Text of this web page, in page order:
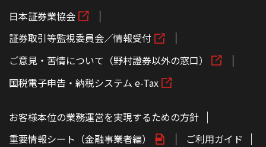
日本証券業協会
証券取引等監視委員会／情報受付
ご意見・苦情について（野村證券以外の窓口）
国税電子申告・納税システム e-Tax
お客様本位の業務運営を実現するための方針
重要情報シート（金融事業者編）
ご利用ガイド